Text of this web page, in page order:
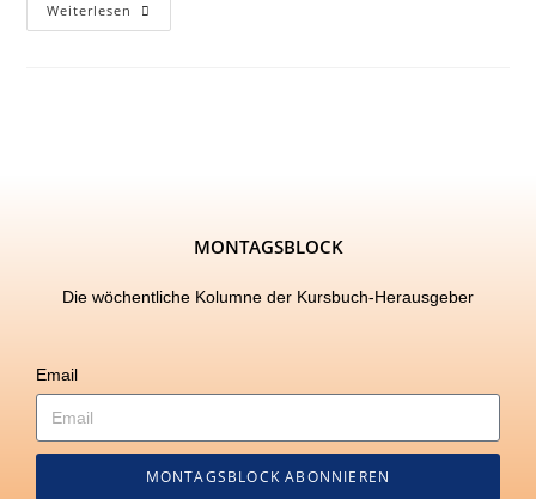
Weiterlesen
MONTAGSBLOCK
Die wöchentliche Kolumne der Kursbuch-Herausgeber
Email
MONTAGSBLOCK ABONNIEREN